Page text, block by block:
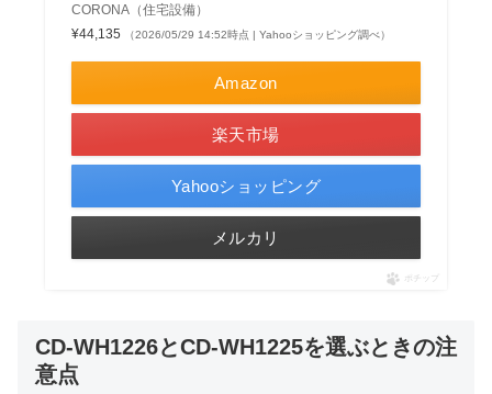
CORONA（住宅設備）
¥44,135
（2026/05/29 14:52時点 | Yahooショッピング調べ）
Amazon
楽天市場
Yahooショッピング
メルカリ
ポチップ
CD-WH1226とCD-WH1225を選ぶときの注
意点